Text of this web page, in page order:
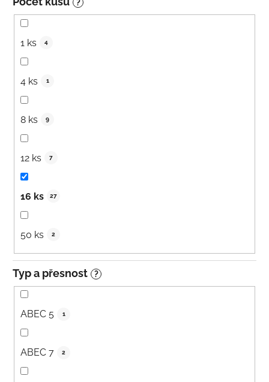
?
1 ks 4
4 ks 1
8 ks 9
12 ks 7
16 ks 27
50 ks 2
Typ a přesnost ?
ABEC 5 1
ABEC 7 2